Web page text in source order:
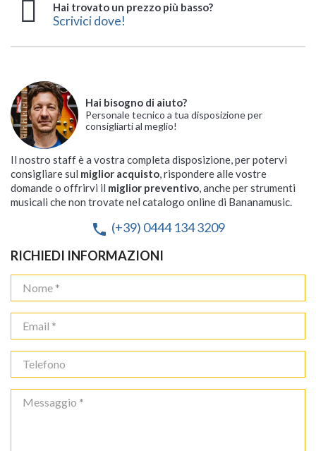
Hai trovato un prezzo più basso?
Scrivici dove!
Hai bisogno di aiuto?
Personale tecnico a tua disposizione per
consigliarti al meglio!
Il nostro staff è a vostra completa disposizione, per potervi
consigliare sul miglior acquisto, rispondere alle vostre
domande o offrirvi il miglior preventivo, anche per strumenti
musicali che non trovate nel catalogo online di Bananamusic.
phone (+39) 0444 134 3209
RICHIEDI INFORMAZIONI